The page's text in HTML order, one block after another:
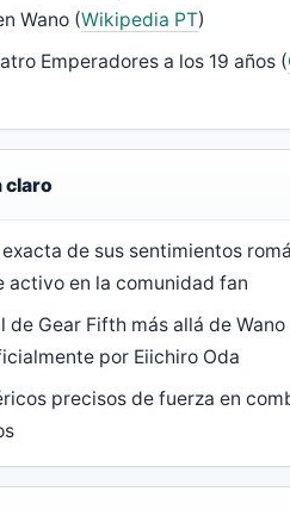
Wano (Wikipedia PT)
Emperadores a los 19 años (
claro
de sus sentimientos
activo en la comunidad fan
de Gear Fifth más allá de
por Eiichiro Oda
precisos de fuerza en